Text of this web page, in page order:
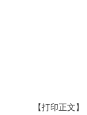
【打印正文】